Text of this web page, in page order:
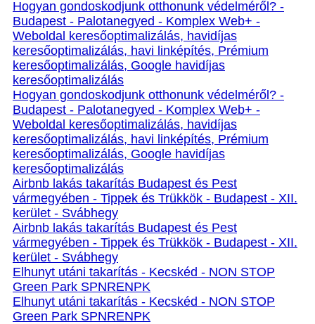
Hogyan gondoskodjunk otthonunk védelméről? -
Budapest - Palotanegyed - Komplex Web+ -
Weboldal keresőoptimalizálás, havidíjas
keresőoptimalizálás, havi linképítés, Prémium
keresőoptimalizálás, Google havidíjas
keresőoptimalizálás
Hogyan gondoskodjunk otthonunk védelméről? -
Budapest - Palotanegyed - Komplex Web+ -
Weboldal keresőoptimalizálás, havidíjas
keresőoptimalizálás, havi linképítés, Prémium
keresőoptimalizálás, Google havidíjas
keresőoptimalizálás
Airbnb lakás takarítás Budapest és Pest
vármegyében - Tippek és Trükkök - Budapest - XII.
kerület - Svábhegy
Airbnb lakás takarítás Budapest és Pest
vármegyében - Tippek és Trükkök - Budapest - XII.
kerület - Svábhegy
Elhunyt utáni takarítás - Kecskéd - NON STOP
Green Park SPNRENPK
Elhunyt utáni takarítás - Kecskéd - NON STOP
Green Park SPNRENPK